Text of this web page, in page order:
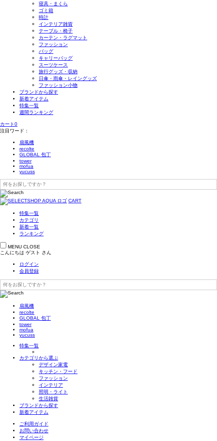
寝具・まくら
ゴミ箱
時計
インテリア雑貨
テーブル・椅子
カーテン・ラグマット
ファッション
バッグ
キャリーバッグ
スーツケース
旅行グッズ・収納
日傘・雨傘・レイングッズ
ファッション小物
ブランドから探す
新着アイテム
特集一覧
週間ランキング
カート0
注目ワード：
扇風機
recolte
GLOBAL 包丁
tower
mofua
yucuss
CART
特集一覧
カテゴリ
新着一覧
ランキング
MENU CLOSE
こんにちは ゲスト さん
ログイン
会員登録
扇風機
recolte
GLOBAL 包丁
tower
mofua
yucuss
特集一覧
カテゴリから選ぶ
デザイン家電
キッチン・フード
ファッション
インテリア
照明・ライト
生活雑貨
ブランドから探す
新着アイテム
ご利用ガイド
お問い合わせ
マイページ